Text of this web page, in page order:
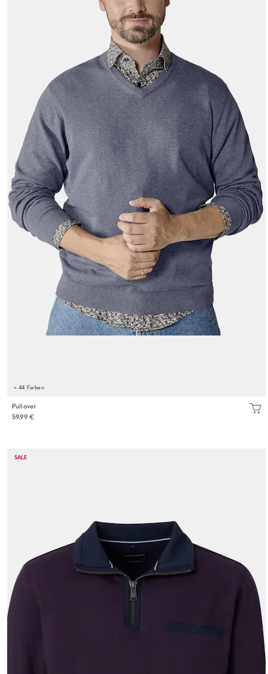
+ 44 Farben
Pullover
59.99 €
SALE